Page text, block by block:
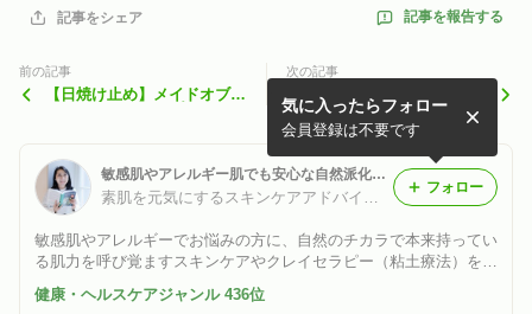
記事をシェア 記事を報告する
前の記事
【日焼け止め】メイドオブオ
次の記事
もうすぐ登場です！
敏感肌やアレルギー肌でも安心な自然派化粧品・クレイ（粘土療法）。クレイソムリエ®主宰。各地で講座・セミナー開催。
素肌を元気にするスキンケアアドバイザー：大谷（おおたに）
敏感肌やアレルギーでお悩みの方に、自然のチカラで本来持ってい
る肌力を呼び覚ますスキンケアやクレイセラピー（粘土療法）をご
紹介。 プラスのスキンケアからマイナスのスキンケアへ。 何かを
入れ続けるケアは卒業。「出す」事で本当の自分自身の美と健康を
気に入ったらフォロー
会員登録は不要です
フォロー
健康・ヘルスケアジャンル 436位